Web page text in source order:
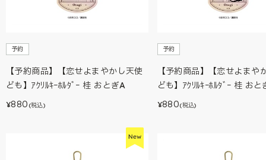
予約
【予約商品】【恋せよまやかし天使
ども】ｱｸﾘﾙｷｰﾎﾙﾀﾞｰ 桂 おとぎA
¥880 (税込)
予約
【予約商品】【恋せよまや
ども】ｱｸﾘﾙｷｰﾎﾙﾀﾞｰ 桂 おと
¥880(税込)